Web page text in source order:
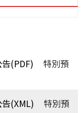
特別預
特別預